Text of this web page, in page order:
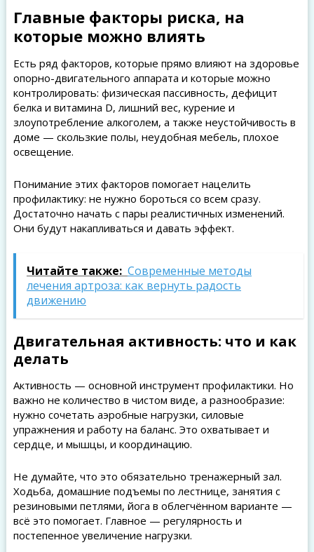
Главные факторы риска, на
которые можно влиять
Есть ряд факторов, которые прямо влияют на здоровье
опорно-двигательного аппарата и которые можно
контролировать: физическая пассивность, дефицит
белка и витамина D, лишний вес, курение и
злоупотребление алкоголем, а также неустойчивость в
доме — скользкие полы, неудобная мебель, плохое
освещение.
Понимание этих факторов помогает нацелить
профилактику: не нужно бороться со всем сразу.
Достаточно начать с пары реалистичных изменений.
Они будут накапливаться и давать эффект.
Читайте также: Современные методы
лечения артроза: как вернуть радость
движению
Двигательная активность: что и как
делать
Активность — основной инструмент профилактики. Но
важно не количество в чистом виде, а разнообразие:
нужно сочетать аэробные нагрузки, силовые
упражнения и работу на баланс. Это охватывает и
сердце, и мышцы, и координацию.
Не думайте, что это обязательно тренажерный зал.
Ходьба, домашние подъемы по лестнице, занятия с
резиновыми петлями, йога в облегчённом варианте —
всё это помогает. Главное — регулярность и
постепенное увеличение нагрузки.